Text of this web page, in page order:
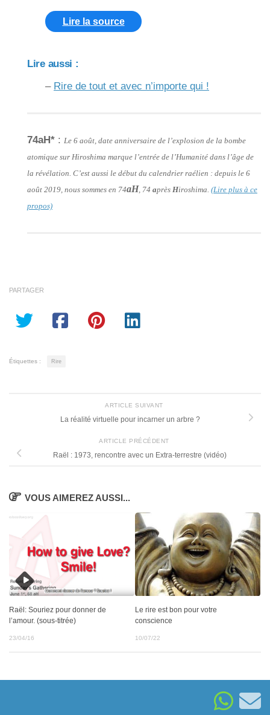
Lire la source
Lire aussi :
– Rire de tout et avec n’importe qui !
74aH* : Le 6 août, date anniversaire de l’explosion de la bombe
atomique sur Hiroshima marque l’entrée de l’Humanité dans l’âge de
la révélation. C’est aussi le début du calendrier raélien : depuis le 6
août 2019, nous sommes en 74aH, 74 après Hiroshima. (Lire plus à ce
propos)
PARTAGER
Étiquettes : Rire
ARTICLE SUIVANT
La réalité virtuelle pour incarner un arbre ?
ARTICLE PRÉCÉDENT
Raël : 1973, rencontre avec un Extra-terrestre (vidéo)
VOUS AIMEREZ AUSSI...
Raël: Souriez pour donner de
l’amour. (sous-titrée)
23/04/16
Le rire est bon pour votre
conscience
10/07/22